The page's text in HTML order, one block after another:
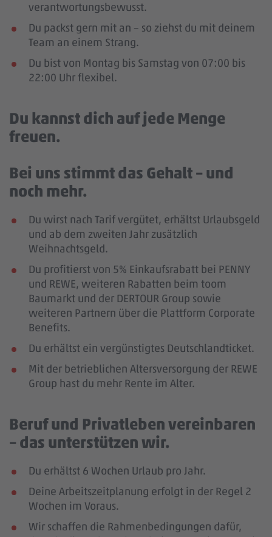
verantwortungsbewusst.
Du packst gern mit an – so ziehst du mit deinem
Team an einem Strang.
Du bist von Montag bis Samstag von 07:00 bis
22:00 Uhr flexibel.
Du kannst dich auf jede Menge
freuen.
Bei uns stimmt das Gehalt – und
noch mehr.
Du wirst nach Tarif vergütet, erhältst Urlaubsgeld
und ab dem zweiten Jahr zusätzlich
Weihnachtsgeld.
Du profitierst von 5% Einkaufsrabatt bei PENNY
und REWE, weiteren Rabatten beim toom
Baumarkt und der DERTOUR Group sowie
weiteren Partnern über die Plattform Corporate
Benefits.
Du erhältst ein vergünstigtes Deutschlandticket.
Mit der betrieblichen Altersversorgung der REWE
Group hast du mehr Rente im Alter.
Beruf und Privatleben vereinbaren
– das unterstützen wir.
Du erhältst 6 Wochen Urlaub pro Jahr.
Deine Arbeitszeitplanung erfolgt in der Regel 2
Wochen im Voraus.
Wir schaffen die Rahmenbedingungen dafür,